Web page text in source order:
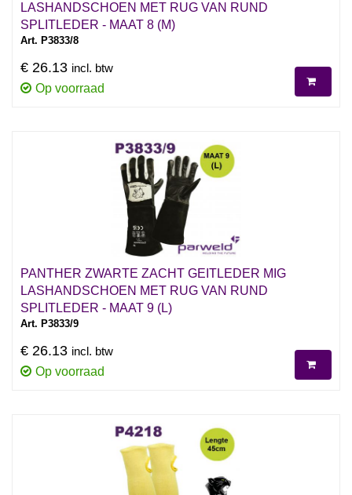
LASHANDSCHOEN MET RUG VAN RUND
SPLITLEDER - MAAT 8 (M)
Art. P3833/8
€ 26.13 incl. btw
Op voorraad
PANTHER ZWARTE ZACHT GEITLEDER MIG
LASHANDSCHOEN MET RUG VAN RUND
SPLITLEDER - MAAT 9 (L)
Art. P3833/9
€ 26.13 incl. btw
Op voorraad